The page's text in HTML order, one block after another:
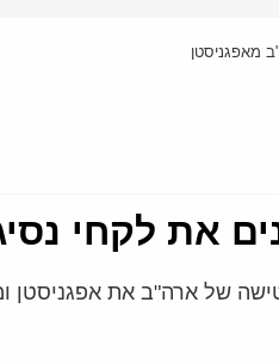
מאפגניסטן
את לקחי
של ארה"ב את